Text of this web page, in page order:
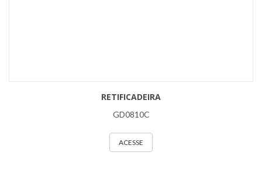
RETIFICADEIRA
GD0810C
ACESSE